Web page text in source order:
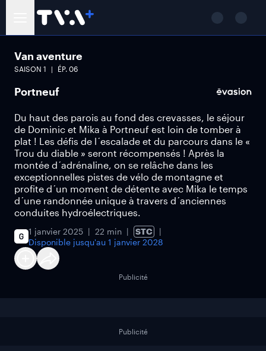
Van aventure
SAISON 1 ÉP. 06
Portneuf
Du haut des parois au fond des crevasses, le séjour
de Dominic et Mika à Portneuf est loin de tomber à
plat ! Les défis de l´escalade et du parcours dans le «
Trou du diable » seront récompensés ! Après la
montée d´adrénaline, on se relâche dans les
exceptionnelles pistes de vélo de montagne et
profite d´un moment de détente avec Mika le temps
d´une randonnée unique à travers d´anciennes
conduites hydroélectriques.
1 janvier 2025 22 min
STC
Disponible jusqu'au 1 janvier 2028
Publicité
Publicité